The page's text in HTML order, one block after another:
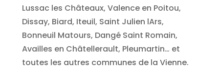
Lussac les Châteaux, Valence en Poitou,
Dissay, Biard, Iteuil, Saint Julien lArs,
Bonneuil Matours, Dangé Saint Romain,
Availles en Châtellerault, Pleumartin… et
toutes les autres communes de la Vienne.